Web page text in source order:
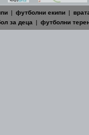
| футболни екипи |
за деца | футболни